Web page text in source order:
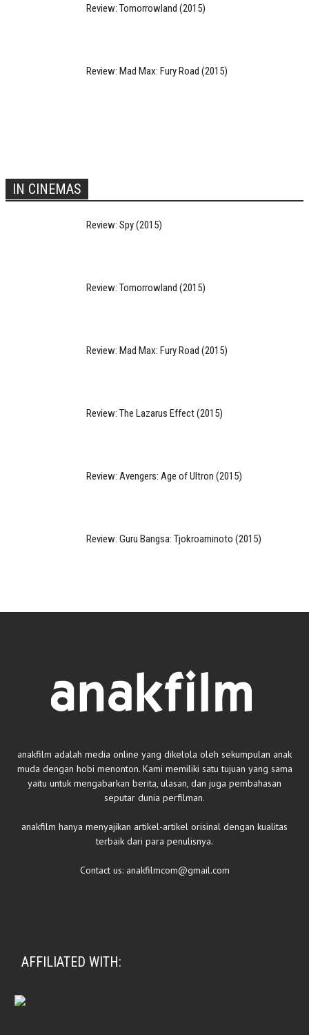
Review: Tomorrowland (2015)
Review: Mad Max: Fury Road (2015)
IN CINEMAS
Review: Spy (2015)
Review: Tomorrowland (2015)
Review: Mad Max: Fury Road (2015)
Review: The Lazarus Effect (2015)
Review: Avengers: Age of Ultron (2015)
Review: Guru Bangsa: Tjokroaminoto (2015)
anakfilm adalah media online yang dikelola oleh sekumpulan anak
muda dengan hobi menonton. Kami memiliki satu tujuan yang sama
yaitu untuk mengabarkan berita, ulasan, dan juga pembahasan
seputar dunia perfilman.
anakfilm hanya menyajikan artikel-artikel orisinal dengan kualitas
terbaik dari para penulisnya.
Contact us: anakfilmcom@gmail.com
AFFILIATED WITH: